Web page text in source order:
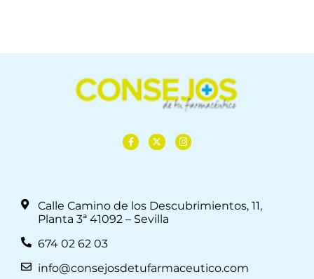
Calle Camino de los Descubrimientos, 11,
Planta 3ª 41092 – Sevilla
674 02 62 03
info@consejosdetufarmaceutico.com